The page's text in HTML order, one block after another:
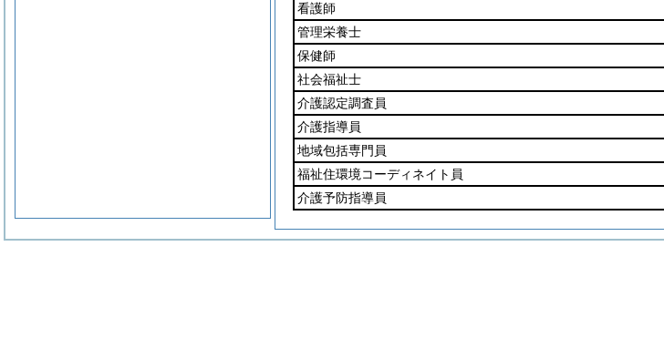
看護師
管理栄養士
保健師
社会福祉士
介護認定調査員
介護指導員
地域包括専門員
福祉住環境コーディネイト員
介護予防指導員